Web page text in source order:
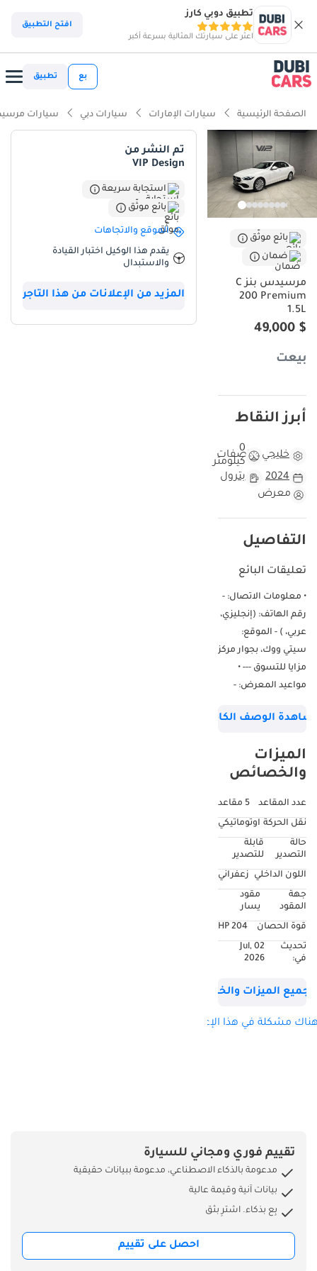
تطبيق دوبي كارز
اعثر على سيارتك المثالية بسرعة أكبر
افتح التطبيق
بع تطبيق
الصفحة الرئيسية سيارات الإمارات سيارات دبي سيارات
بائع موثّق
ضمان
مرسيدس بنز C
200 Premium
1.5L
$ 49,000
بيعت
أبرز النقاط
خليجي مواصفات
0
كيلومتر
2024
بترول
معرض
التفاصيل
تعليقات البائع
• معلومات الاتصال: -
رقم الهاتف: (إنجليزي،
عربي، ) - الموقع:
سيتي ووك، بجوار مركز
مزايا للتسوق --- •
مواعيد المعرض: -
10:00 صباحًا إلى 10:00
انستجرام: - تيك توك:
--- • خدماتنا (VIP): -
ودعم ما بعد البيع من
الخبراء. - مساعدة في
(التأمين - الفحص -
التسجيل). - صفقات
متاحة. - يمكننا توصيل
السيارة إلى أي مكان
المتحدة. --- • هل
استبدال سيارتك؟ -
الوصف الكامل
الميزات
والخصائص
عدد المقاعد
5 مقاعد
نقل الحركة اوتوماتيكي
حالة
التصدير
قابلة
للتصدير
اللون الداخلي
زعفراني
جهة
المقود
مقود
يسار
قوة الحصان
204 HP
تحديث
في:
02 Jul,
2026
جميع الميزات والخصائص
مشكلة في هذا الإعلان؟
تم النشر من
VIP Design
استجابة سريعة
بائع موثّق
الموقع والاتجاهات
يقدم هذا الوكيل اختبار القيادة
والاستبدال
المزيد من الإعلانات من هذا التاجر
تقييم فوري ومجاني للسيارة
مدعومة بالذكاء الاصطناعي، مدعومة ببيانات حقيقية
بيانات آنية وقيمة عالية
بِع بذكاء. اشترِ بثق
احصل على تقييم